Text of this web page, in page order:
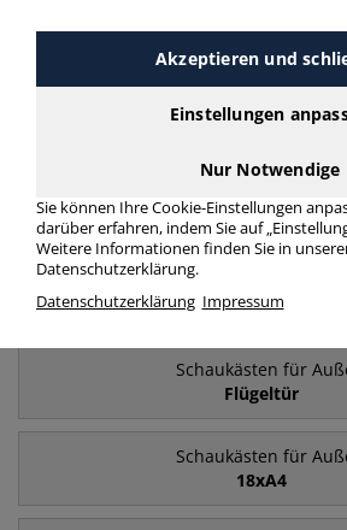
Schaukästen für
Schaukästen für
12xA4
Schaukästen für
4xA4 (A2)
Schaukästen für
Flügeltür
Schaukästen für
18xA4
Akzeptieren und
Einstellungen
Nur Notwendige
Sie können Ihre Cookie-Einstellungen
darüber erfahren, indem Sie auf
Weitere Informationen finden Sie in
Datenschutzerklärung.
Datenschutzerklärung Impressum